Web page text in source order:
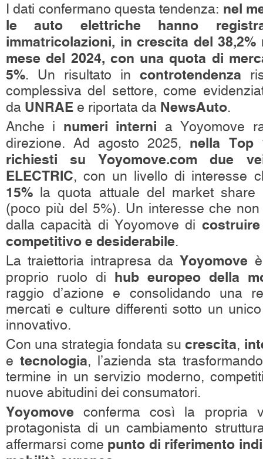
I dati confermano questa tendenza: nel
le auto elettriche hanno
immatricolazioni, in crescita del
mese del 2024, con una quota di
5%. Un risultato in controtendenza
complessiva del settore, come
da UNRAE e riportata da NewsAuto.
Anche i numeri interni a Yoyomove
direzione. Ad agosto 2025, nella Top
richiesti su Yoyomove.com due
ELECTRIC, con un livello di interesse
15% la quota attuale del market share
(poco più del 5%). Un interesse che
dalla capacità di Yoyomove di
competitivo e desiderabile.
La traiettoria intrapresa daYoyomove
proprio ruolo di hub europeo della
raggio d’azione e consolidando una
mercati e culture differenti sotto un
innovativo.
Con una strategia fondata sucrescita,
e tecnologia, l’azienda sta
termine in un servizio moderno,
nuove abitudini dei consumatori.
Yoyomove conferma così la propria
protagonista di un cambiamento
affermarsi come punto di riferimento